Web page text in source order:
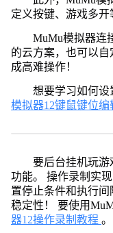
定义按键、游戏多开
MuMu模拟器连
的云方案，也可以
成高难操作！
想要学习如何设
模拟器12键鼠键位编
要后台挂机玩游
功能。 操作录制实
置停止条件和执行
稳定性！ 要使用
器12操作录制教程 。